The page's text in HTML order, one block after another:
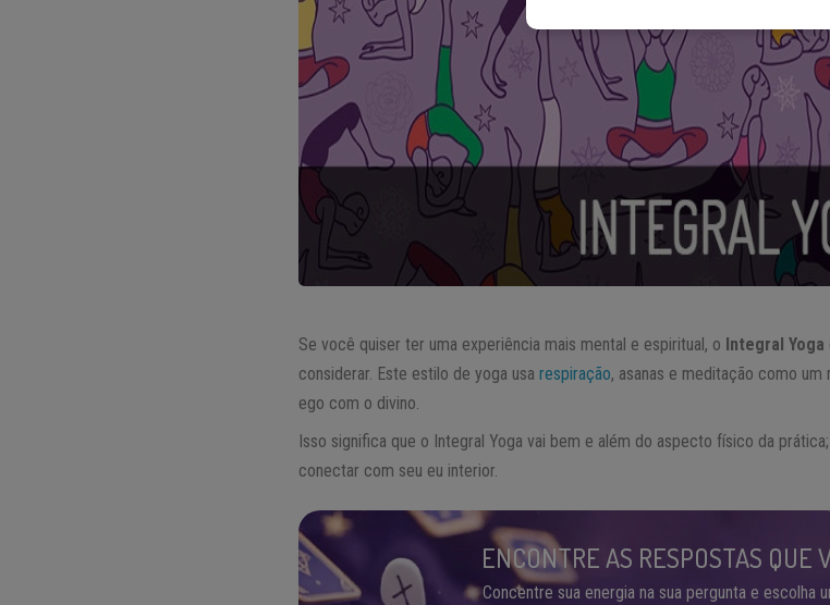
Se você quiser ter uma experiência mais mental e espiritual, o Integral Yoga
considerar. Este estilo de yoga usarespiração, asanas e meditação como
ego com o divino.
Isso significa que o Integral Yoga vai bem e além do aspecto físico da
conectar com seu eu interior.
ENCONTRE AS RESPOSTAS QUE
Concentre sua energia na sua pergunta e escolha